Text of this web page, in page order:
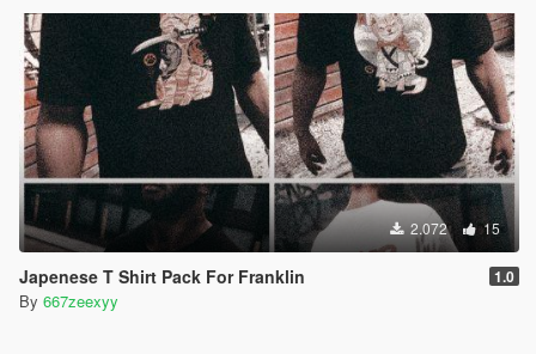
2.072 15
Japenese T Shirt Pack For Franklin 1.0
By 667zeexyy